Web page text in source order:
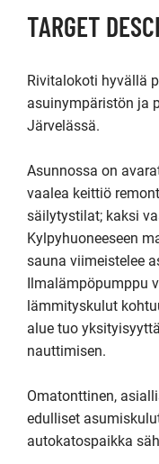
TARGET
Rivitalokoti hyvällä
asuinympäristön ja
Järvelässä.
Asunnossa on
vaalea keittiö
säilytystilat; kaksi
Kylpyhuoneeseen
sauna viimeistelee
Ilmalämpöpumppu
lämmityskulut
alue tuo
nauttimisen.
Omatonttinen,
edulliset
autokatospaikka